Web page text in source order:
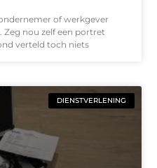
of werkgever
nou zelf een portret
verteld toch niets
DIENSTVERLENING